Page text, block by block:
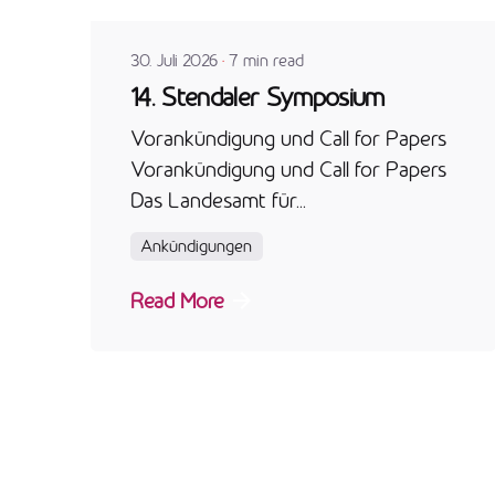
30. Juli 2026 7 min read
14. Stendaler Symposium
Vorankündigung und Call for Papers
Vorankündigung und Call for Papers
Das Landesamt für...
Ankündigungen
Read More